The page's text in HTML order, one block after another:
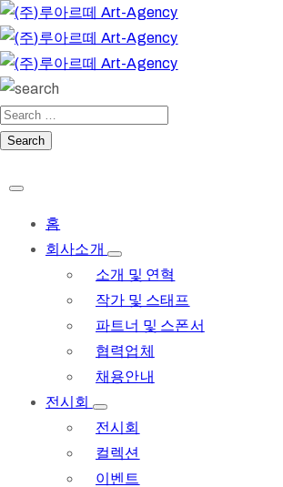
홈
회사소개
소개 및 연혁
작가 및 스태프
파트너 및 스폰서
협력업체
채용안내
전시회
전시회
컬렉션
이벤트